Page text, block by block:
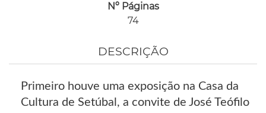
Nº Páginas
74
DESCRIÇÃO
Primeiro houve uma exposição na Casa da
Cultura de Setúbal, a convite de José Teófilo